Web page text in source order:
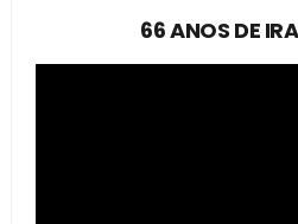
66 ANOS DE